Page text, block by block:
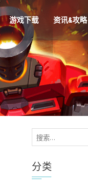
游戏下载 资讯&攻略
搜
索：
分类